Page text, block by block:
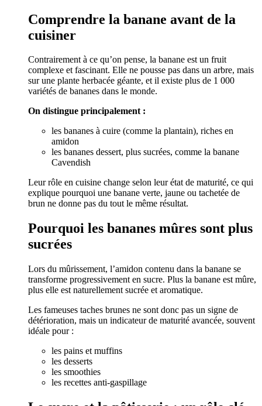
Comprendre la banane avant de la
cuisiner
Contrairement à ce qu’on pense, la banane est un fruit
complexe et fascinant. Elle ne pousse pas dans un arbre, mais
sur une plante herbacée géante, et il existe plus de 1 000
variétés de bananes dans le monde.
On distingue principalement :
les bananes à cuire (comme la plantain), riches en
amidon
les bananes dessert, plus sucrées, comme la banane
Cavendish
Leur rôle en cuisine change selon leur état de maturité, ce qui
explique pourquoi une banane verte, jaune ou tachetée de
brun ne donne pas du tout le même résultat.
Pourquoi les bananes mûres sont plus
sucrées
Lors du mûrissement, l’amidon contenu dans la banane se
transforme progressivement en sucre. Plus la banane est mûre,
plus elle est naturellement sucrée et aromatique.
Les fameuses taches brunes ne sont donc pas un signe de
détérioration, mais un indicateur de maturité avancée, souvent
idéale pour :
les pains et muffins
les desserts
les smoothies
les recettes anti-gaspillage